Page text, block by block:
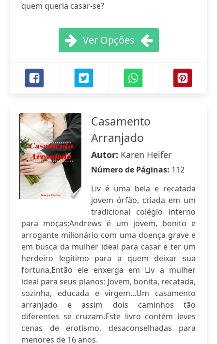
quem queria casar-se?
Ver Opções
Casamento
Arranjado
Autor: Karen Heifer
Número de Páginas: 112
Liv é uma bela e recatada
jovem órfão, criada em um
tradicional colégio interno
para moças;Andrews é um jovem, bonito e
arrogante milionário com uma doença grave e
em busca da mulher ideal para casar e ter um
herdeiro legítimo para a quem deixar sua
fortuna.Então ele enxerga em Liv a mulher
ideal para seus planos: Jovem, bonita, recatada,
sozinha, educada e virgem...Um casamento
arranjado e assim dois caminhos tão
diferentes se cruzam.Este livro contém leves
cenas de erotismo, desaconselhadas para
menores de 16 anos.